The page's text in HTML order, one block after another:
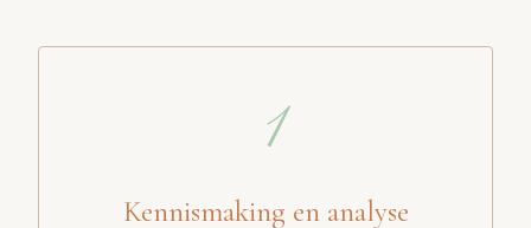
1
Kennismaking en analyse